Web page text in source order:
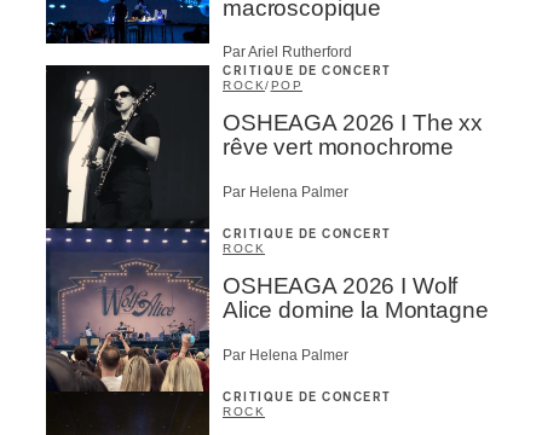
macroscopique
Par Ariel Rutherford
CRITIQUE DE CONCERT
ROCK/ POP
OSHEAGA 2026 I The xx
rêve vert monochrome
Par Helena Palmer
CRITIQUE DE CONCERT
ROCK
OSHEAGA 2026 I Wolf
Alice domine la Montagne
Par Helena Palmer
CRITIQUE DE CONCERT
ROCK